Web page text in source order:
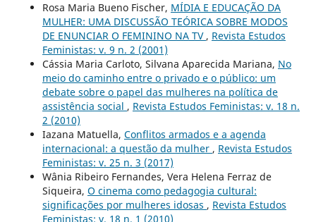
Rosa Maria Bueno Fischer, MÍDIA E EDUCAÇÃO DA
MULHER: UMA DISCUSSÃO TEÓRICA SOBRE MODOS
DE ENUNCIAR O FEMININO NA TV , Revista Estudos
Feministas: v. 9 n. 2 (2001)
Cássia Maria Carloto, Silvana Aparecida Mariana, No
meio do caminho entre o privado e o público: um
debate sobre o papel das mulheres na política de
assistência social , Revista Estudos Feministas: v. 18 n.
2 (2010)
Iazana Matuella, Conflitos armados e a agenda
internacional: a questão da mulher , Revista Estudos
Feministas: v. 25 n. 3 (2017)
Wânia Ribeiro Fernandes, Vera Helena Ferraz de
Siqueira, O cinema como pedagogia cultural:
significações por mulheres idosas , Revista Estudos
Feministas: v. 18 n. 1 (2010)